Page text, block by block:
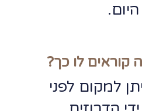
קוראים לו כך?
למקום לפני